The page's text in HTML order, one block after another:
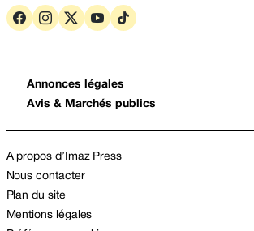
Annonces légales
Avis & Marchés publics
A propos d’Imaz Press
Nous contacter
Plan du site
Mentions légales